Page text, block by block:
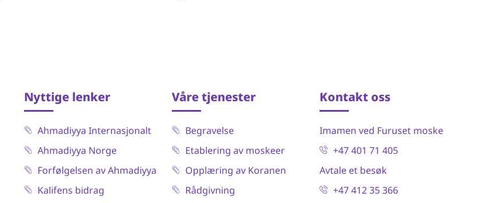
Nyttige lenker
Ahmadiyya Internasjonalt
Ahmadiyya Norge
Forfølgelsen av Ahmadiyya
Kalifens bidrag
Våre tjenester
Begravelse
Etablering av moskeer
Opplæring av Koranen
Rådgivning
Kontakt oss
Imamen ved Furuset moske
+47 401 71 405
Avtale et besøk
+47 412 35 366